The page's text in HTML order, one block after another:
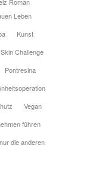
Leben
Kunst
Challenge
Pontresina
Vegan
führen
die anderen